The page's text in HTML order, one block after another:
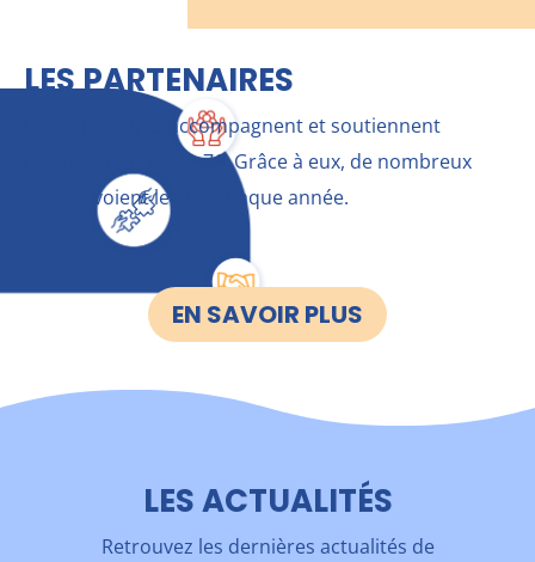
LES PARTENAIRES
Les partenaires accompagnent et soutiennent
l’association l’Essor 76. Grâce à eux, de nombreux
projets voient le jour chaque année.
EN SAVOIR PLUS
LES ACTUALITÉS
Retrouvez les dernières actualités de